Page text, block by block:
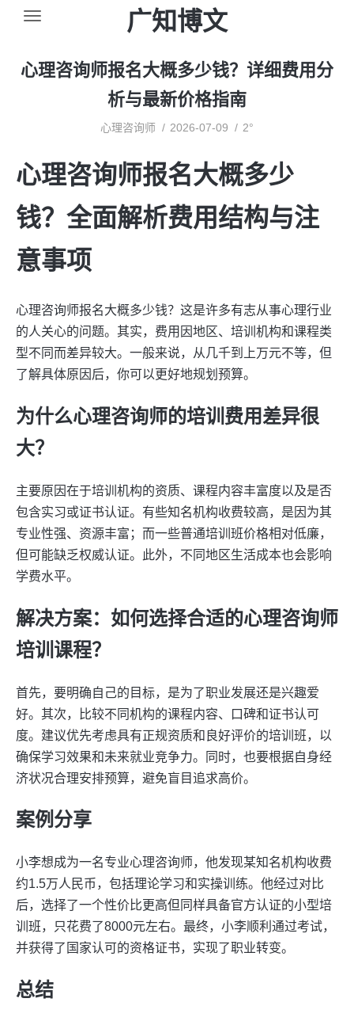
广知博文
心理咨询师报名大概多少钱？详细费用分
析与最新价格指南
心理咨询师 2026-07-09 2°
心理咨询师报名大概多少
钱？全面解析费用结构与注
意事项
心理咨询师报名大概多少钱？这是许多有志从事心理行业
的人关心的问题。其实，费用因地区、培训机构和课程类
型不同而差异较大。一般来说，从几千到上万元不等，但
了解具体原因后，你可以更好地规划预算。
为什么心理咨询师的培训费用差异很
大？
主要原因在于培训机构的资质、课程内容丰富度以及是否
包含实习或证书认证。有些知名机构收费较高，是因为其
专业性强、资源丰富；而一些普通培训班价格相对低廉，
但可能缺乏权威认证。此外，不同地区生活成本也会影响
学费水平。
解决方案：如何选择合适的心理咨询师
培训课程？
首先，要明确自己的目标，是为了职业发展还是兴趣爱
好。其次，比较不同机构的课程内容、口碑和证书认可
度。建议优先考虑具有正规资质和良好评价的培训班，以
确保学习效果和未来就业竞争力。同时，也要根据自身经
济状况合理安排预算，避免盲目追求高价。
案例分享
小李想成为一名专业心理咨询师，他发现某知名机构收费
约1.5万人民币，包括理论学习和实操训练。他经过对比
后，选择了一个性价比更高但同样具备官方认证的小型培
训班，只花费了8000元左右。最终，小李顺利通过考试，
并获得了国家认可的资格证书，实现了职业转变。
总结